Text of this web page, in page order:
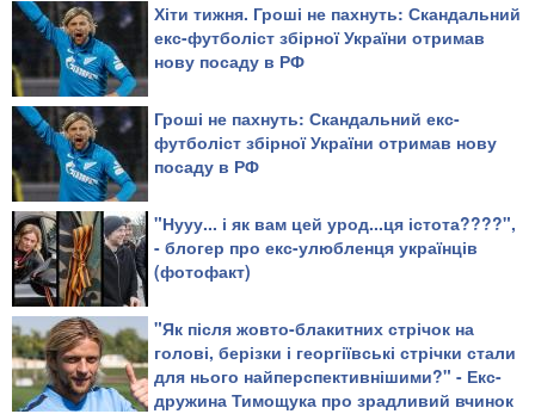
Хіти тижня. Гроші не пахнуть: Скандальний
екс-футболіст збірної України отримав
нову посаду в РФ
Гроші не пахнуть: Скандальний екс-
футболіст збірної України отримав нову
посаду в РФ
"Нууу... і як вам цей урод...ця істота????",
- блогер про екс-улюбленця українців
(фотофакт)
"Як після жовто-блакитних стрічок на
голові, берізки і георгіївські стрічки стали
для нього найперспективнішими?" - Екс-
дружина Тимощука про зрадливий вчинок